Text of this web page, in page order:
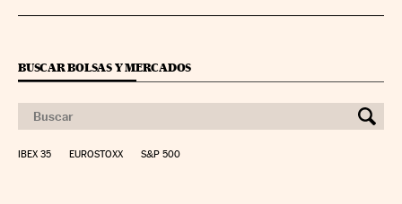
BUSCAR BOLSAS Y MERCADOS
IBEX 35 EUROSTOXX S&P 500